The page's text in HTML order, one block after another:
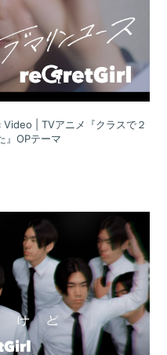
| TVアニメ『クラスで２
』OPテーマ